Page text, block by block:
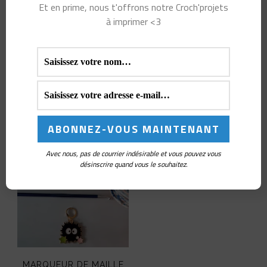
3,00€
OPTIONS
produit
a
plusieurs
variations.
Les
options
peuvent
être
choisies
POUR SUIVRE TES
RANGS AVEC MAGIE
AJOUTER AU
MARQUEUR DE MAILLE
Et en prime, nous t'offrons notre Croch'projets
à imprimer <3
Avec nous, pas de courrier indésirable et vous pouvez vous
désinscrire quand vous le souhaitez.